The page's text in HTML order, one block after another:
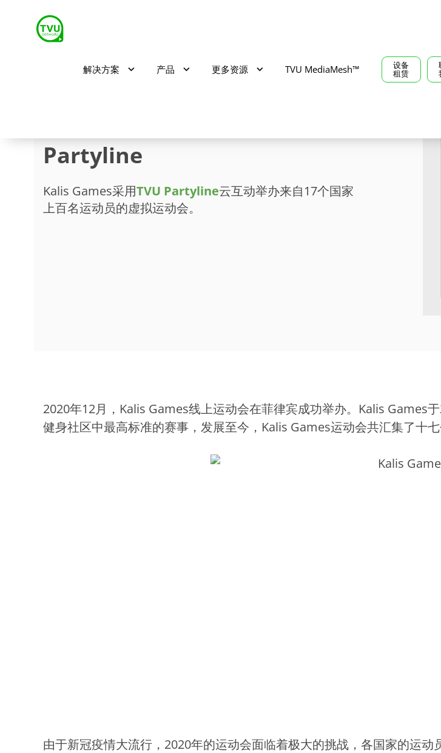
解决方案 产品 更多资源 TVU MediaMesh™ 设备
租赁
Partyline
Kalis Games采用TVU Partyline云互动举办来自17个国家
上百名运动员的虚拟运动会。
2020年12月，Kalis Games线上运动会在菲律宾成功举办。Kalis Games
健身社区中最高标准的赛事，发展至今，Kalis Games运动会共汇集了十
由于新冠疫情大流行，2020年的运动会面临着极大的挑战，各国家的运